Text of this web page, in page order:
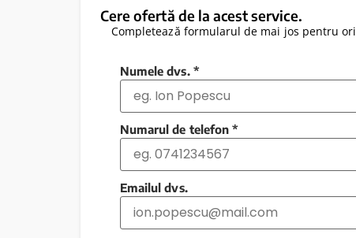
Cere ofertă de la acest service.
Completează formularul de mai jos pentru
Numele dvs. *
Numarul de telefon *
Emailul dvs.